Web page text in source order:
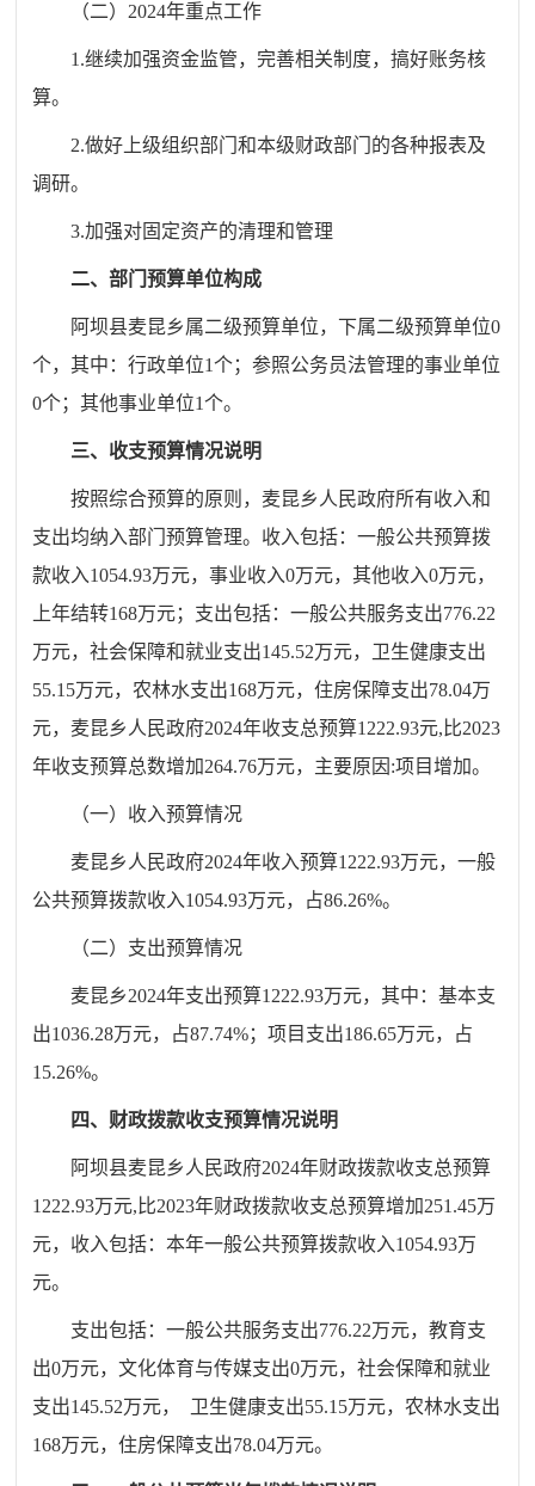
（二） 2024年重点工作
1.继续加强资金监管，完善相关制度，搞好账务核
算。
2.做好上级组织部门和本级财政部门的各种报表及
调研。
3.加强对固定资产的清理和管理
二、部门预算单位构成
阿坝县麦昆乡属二级预算单位，下属二级预算单位0
个，其中：行政单位1个；参照公务员法管理的事业单位
0个；其他事业单位1个。
三、收支预算情况说明
按照综合预算的原则，麦昆乡人民政府所有收入和
支出均纳入部门预算管理。收入包括：一般公共预算拨
款收入1054.93万元，事业收入0万元，其他收入0万元，
上年结转168万元；支出包括：一般公共服务支出776.22
万元，社会保障和就业支出145.52万元，卫生健康支出
55.15万元，农林水支出168万元，住房保障支出78.04万
元，麦昆乡人民政府2024年收支总预算1222.93元, 比2023
年收支预算总数增加264.76万元，主要原因 :项目增加。
（一）收入预算情况
麦昆乡人民政府2024年收入预算1222.93万元，一般
公共预算拨款收入1054.93万元，占86.26%。
（二） 支出预算情况
麦昆乡2024年支出预算1222.93万元，其中：基本支
出1036.28万元，占87.74%；项目支出186.65万元，占
15.26%。
四、财政拨款收支预算情况说明
阿坝县麦昆乡人民政府2024年财政拨款收支总预算
1222.93万元, 比2023年财政拨款收支总预算增加251.45万
元，收入包括：本年一般公共预算拨款收入1054.93万
元。
支出包括：一般公共服务支出776.22万元，教育支
出0万元，文化体育与传媒支出0万元，社会保障和就业
支出145.52万元， 卫生健康支出55.15万元，农林水支出
168万元，住房保障支出78.04万元。